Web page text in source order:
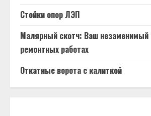
Стойки опор ЛЭП
Малярный скотч: Ваш незаменимый
ремонтных работах
Откатные ворота с калиткой